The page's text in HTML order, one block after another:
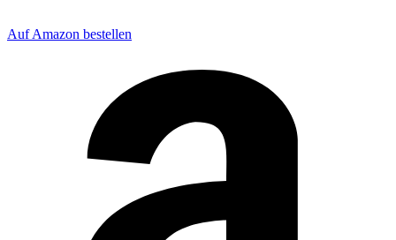
Auf Amazon bestellen